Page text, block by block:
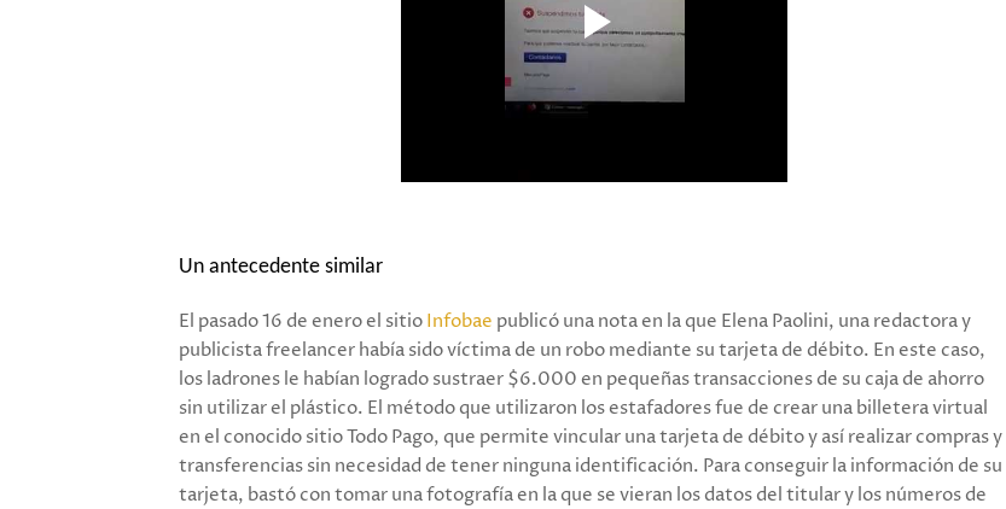
Un antecedente similar
El pasado 16 de enero el sitioInfobae publicó una nota en la que Elena Paolini, una redactora y
publicista freelancer había sido víctima de un robo mediante su tarjeta de débito. En este caso,
los ladrones le habían logrado sustraer $6.000 en pequeñas transacciones de su caja de ahorro
sin utilizar el plástico. El método que utilizaron los estafadores fue de crear una billetera virtual
en el conocido sitio Todo Pago, que permite vincular una tarjeta de débito y así realizar compras y
transferencias sin necesidad de tener ninguna identificación. Para conseguir la información de su
tarjeta, bastó con tomar una fotografía en la que se vieran los datos del titular y los números de